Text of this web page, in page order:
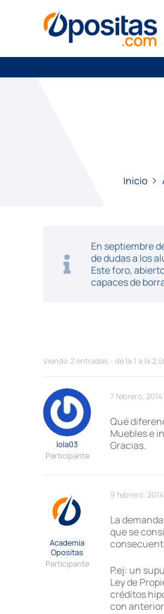
Inicio
En septiembre
de dudas a los
Este foro,
capaces de
Viendo 2 entradas - de la 1 a la 2
7 febrero,
lola03
Participante
Qué
Muebles e
Gracias.
9 febrero, 2014
Academia
Opositas
Participante
La
que se
P.ej: un
Ley de
créditos
con